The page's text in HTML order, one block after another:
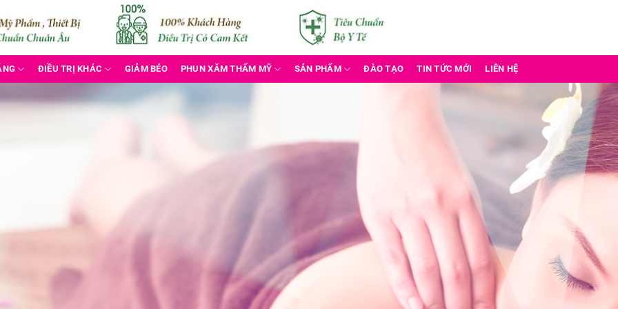
ĐIỀU TRỊ KHÁC GIẢM BÉO PHUN XĂM THẨM MỸ SẢN PHẨM ĐÀO TẠO TIN TỨC MỚI LIÊN HỆ